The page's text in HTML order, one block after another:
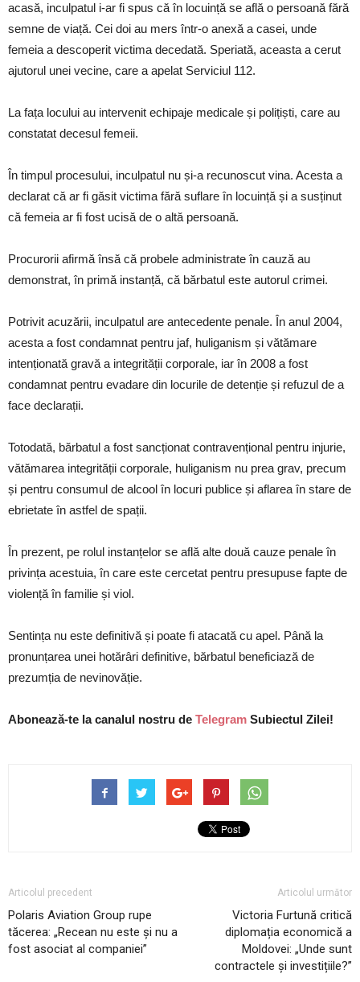
acasă, inculpatul i-ar fi spus că în locuință se află o persoană fără
semne de viață. Cei doi au mers într-o anexă a casei, unde
femeia a descoperit victima decedată. Speriată, aceasta a cerut
ajutorul unei vecine, care a apelat Serviciul 112.
La fața locului au intervenit echipaje medicale și polițiști, care au
constatat decesul femeii.
În timpul procesului, inculpatul nu și-a recunoscut vina. Acesta a
declarat că ar fi găsit victima fără suflare în locuință și a susținut
că femeia ar fi fost ucisă de o altă persoană.
Procurorii afirmă însă că probele administrate în cauză au
demonstrat, în primă instanță, că bărbatul este autorul crimei.
Potrivit acuzării, inculpatul are antecedente penale. În anul 2004,
acesta a fost condamnat pentru jaf, huliganism și vătămare
intenționată gravă a integrității corporale, iar în 2008 a fost
condamnat pentru evadare din locurile de detenție și refuzul de a
face declarații.
Totodată, bărbatul a fost sancționat contravențional pentru injurie,
vătămarea integrității corporale, huliganism nu prea grav, precum
și pentru consumul de alcool în locuri publice și aflarea în stare de
ebrietate în astfel de spații.
În prezent, pe rolul instanțelor se află alte două cauze penale în
privința acestuia, în care este cercetat pentru presupuse fapte de
violență în familie și viol.
Sentința nu este definitivă și poate fi atacată cu apel. Până la
pronunțarea unei hotărâri definitive, bărbatul beneficiază de
prezumția de nevinovăție.
Abonează-te la canalul nostru de Telegram Subiectul Zilei!
Articolul precedent
Polaris Aviation Group rupe
tăcerea: „Recean nu este și nu a
fost asociat al companiei”
Articolul următor
Victoria Furtună critică
diplomația economică a
Moldovei: „Unde sunt
contractele și investițiile?”